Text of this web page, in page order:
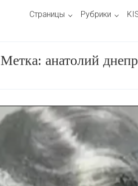
Страницы Рубрики
Метка: анатолий